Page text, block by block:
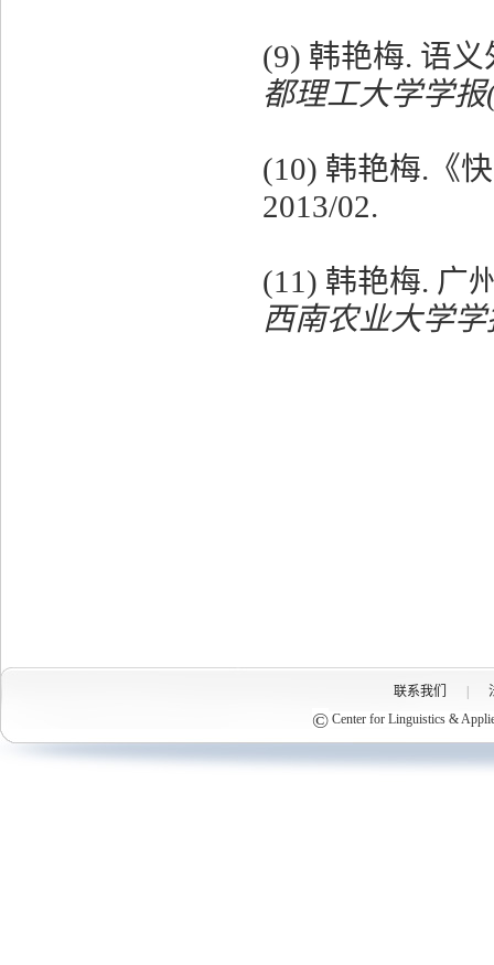
(9) 韩艳梅. 语义
都理工大学学报
(10) 韩艳梅. 《
2013/02.
(11) 韩艳梅. 广
西南农业大学学
联系我们
© Center for Linguistics &